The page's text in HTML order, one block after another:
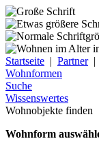
Startseite | Partner|
Wohnformen
Suche
Wissenswertes
Wohnobjekte finden
Wohnform